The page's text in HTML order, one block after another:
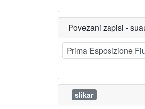
Povezani zapisi -
Prima Esposizione
slikar